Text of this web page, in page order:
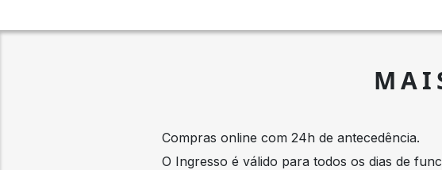
Compras online com 24h de antecedência.
O Ingresso é válido para todos os dias de